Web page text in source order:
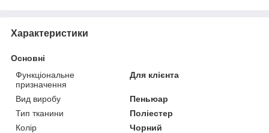
Характеристики
Основні
Функціональне
призначення
Для клієнта
Вид виробу
Пеньюар
Тип тканини
Поліестер
Колір
Чорний